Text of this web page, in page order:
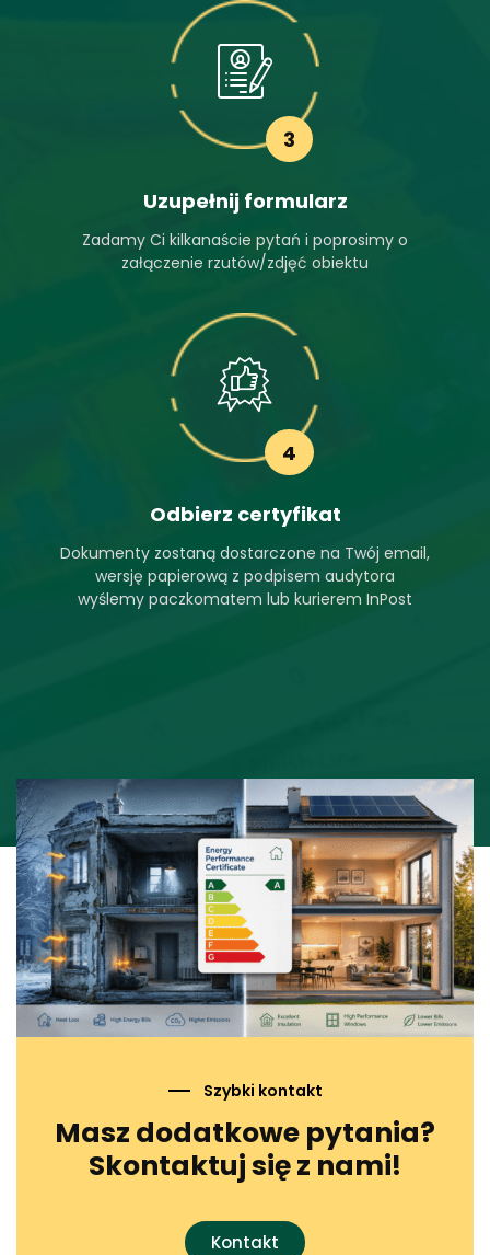
3
Uzupełnij formularz
Zadamy Ci kilkanaście pytań i poprosimy o
załączenie rzutów/zdjęć obiektu
4
Odbierz certyfikat
Dokumenty zostaną dostarczone na Twój email,
wersję papierową z podpisem audytora
wyślemy paczkomatem lub kurierem InPost
Szybki kontakt
Masz dodatkowe pytania?
Skontaktuj się z nami!
Kontakt